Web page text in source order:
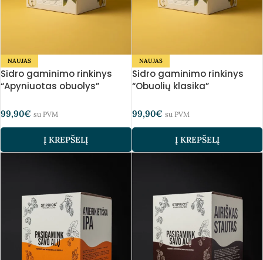
NAUJAS
Sidro gaminimo rinkinys
“Apyniuotas obuolys”
99,90€ su PVM
Į KREPŠELĮ
NAUJAS
Sidro gaminimo rinkinys
“Obuolių klasika”
99,90€ su PVM
Į KREPŠELĮ